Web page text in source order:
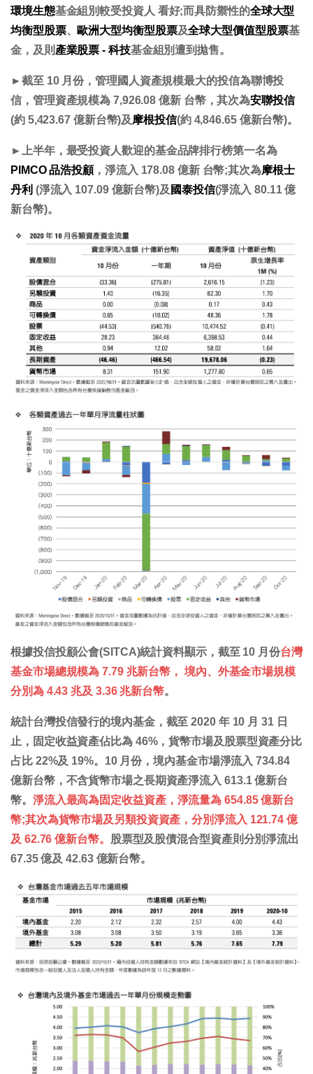
環境生態基金組別較受投資人 看好;而具防禦性的全球大型
均衡型股票、 歐洲大型均衡型股票及全球大型價值型股票基
金，及則 產業股票 - 科技基金組別遭到拋售。
►截至 10 月份，管理國人資產規模最大的投信為聯博投
信，管理資產規模為 7,926.08 億新 台幣，其次為安聯投信
(約 5,423.67 億新台幣)及摩根投信(約 4,846.65 億新台幣)。
►
上半年，最受投資人歡迎的基金品牌排行榜第一名為
PIMCO 品浩投顧，淨流入 178.08 億新 台幣;其次為摩根士
丹利 (淨流入 107.09 億新台幣)及 國泰投信(淨流入 80.11 億
新台幣)。
根據投信投顧公會(SITCA)統計資料顯示，截至 10 月份台灣
基金市場總規模為 7.79 兆新台幣， 境內、外基金市場規模
分別為 4.43 兆及 3.36 兆新台幣。
統計台灣投信發行的境內基金，截至 2020 年 10 月 31 日
止，固定收益資產佔比為 46%，貨幣市場及股票型資產分比
占比 22%及 19%。10 月份，境內基金市場淨流入 734.84
億新台幣，不含貨幣市場之長期資產淨流入 613.1 億新台
幣。 淨流入最高為固定收益資產，淨流量為 654.85 億新台
幣;其次為貨幣市場及另類投資資產，分別淨流入 121.74 億
及 62.76 億新台幣。
股票型及股債混合型資產則分別淨流出
67.35 億及 42.63 億新台幣。